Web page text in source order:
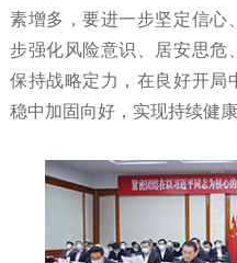
素增多，要进一步坚定信心
步强化风险意识、居安思危
保持战略定力，在良好开局
稳中加固向好，实现持续健康